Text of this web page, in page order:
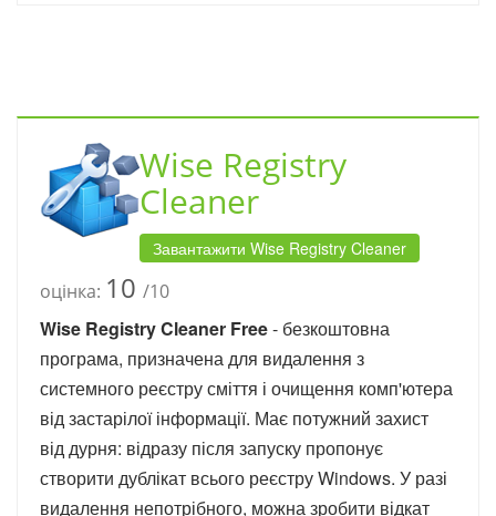
Wise Registry
Cleaner
Завантажити Wise Registry Cleaner
оцінка: 10 /10
Wise Registry Cleaner Free- безкоштовна
програма, призначена для видалення з
системного реєстру сміття і очищення комп'ютера
від застарілої інформації. Має потужний захист
від дурня: відразу після запуску пропонує
створити дублікат всього реєстру Windows. У разі
видалення непотрібного, можна зробити відкат